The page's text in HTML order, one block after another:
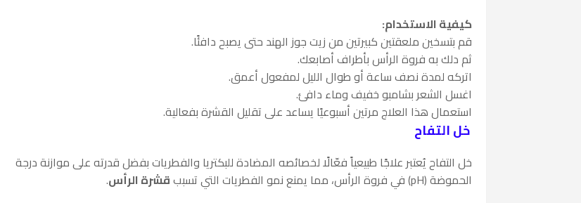
كيفية الاستخدام:
قم بتسخين ملعقتين كبيرتين من زيت جوز الهند حتى يصبح دافئًا.
ثم دلك به فروة الرأس بأطراف أصابعك.
اتركه لمدة نصف ساعة أو طوال الليل لمفعول أعمق.
اغسل الشعر بشامبو خفيف وماء دافئ.
استعمال هذا العلاج مرتين أسبوعيًا يساعد على تقليل القشرة بفعالية.
خل التفاح
خل التفاح يُعتبر علاجًا طبيعياً فعّالًا لخصائصه المضادة للبكتريا والفطريات بفضل قدرته على موازنة درجة
الحموضة (pH) في فروة الرأس، مما يمنع نمو الفطريات التي تسبب
قشرة الرأس.